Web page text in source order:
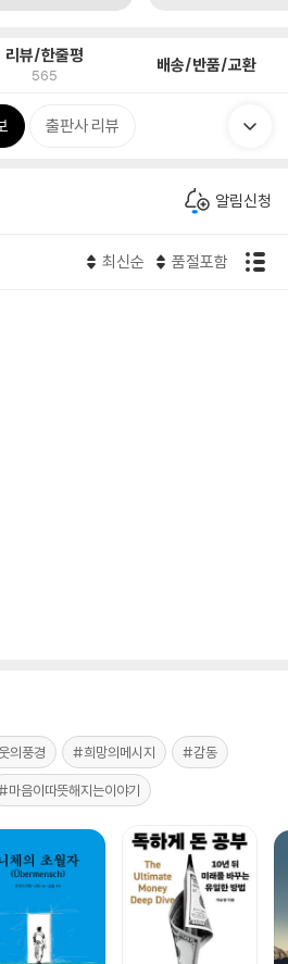
리뷰/한줄평
565 배송/반품/교환
출판사 리뷰
알림신청
최신순 품절포함
의풍경 #희망의메시지 #감동
마음이따뜻해지는이야기